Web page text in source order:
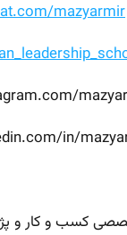
mazyarmir
in/
کسب و کار و